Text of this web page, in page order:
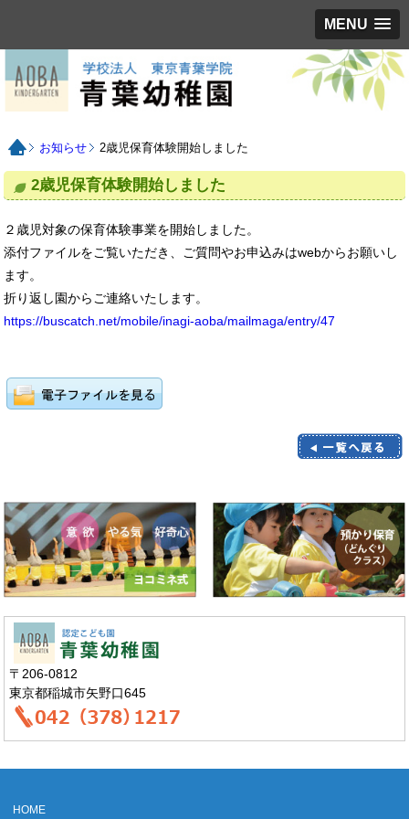
MENU
お知らせ 2歳児保育体験開始しました
2歳児保育体験開始しました
２歳児対象の保育体験事業を開始しました。
添付ファイルをご覧いただき、ご質問やお申込みはwebからお願いし
ます。
折り返し園からご連絡いたします。
https://buscatch.net/mobile/inagi-aoba/mailmaga/entry/47
〒206-0812
東京都稲城市矢野口645
HOME